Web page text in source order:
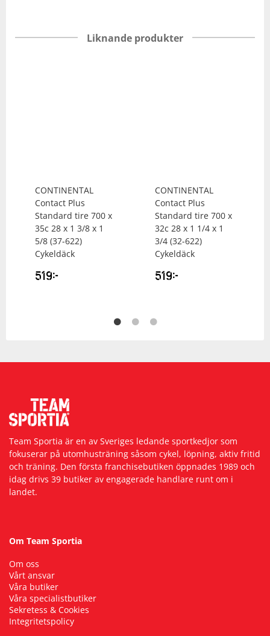
Liknande produkter
CONTINENTAL
Contact Plus
Standard tire 700 x
35c 28 x 1 3/8 x 1
5/8 (37-622)
Cykeldäck
519kr
CONTINENTAL
Contact Plus
Standard tire 700 x
32c 28 x 1 1/4 x 1
3/4 (32-622)
Cykeldäck
519kr
Team Sportia är en av Sveriges ledande sportkedjor som
fokuserar på utomhusträning såsom cykel, löpning, aktiv fritid
och träning. Den första franchisebutiken öppnades 1989 och
idag drivs 39 butiker av engagerade handlare runt om i
landet.
Om Team Sportia
Om oss
Vårt ansvar
Våra butiker
Våra specialistbutiker
Sekretess & Cookies
Integritetspolicy